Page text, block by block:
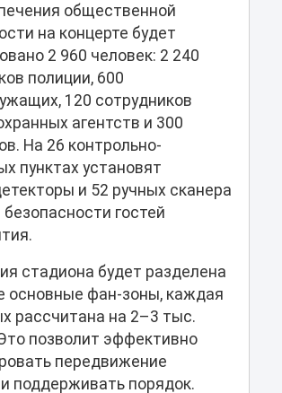
общественной
на концерте будет
2 960 человек: 2 240
полиции, 600
120 сотрудников
агентств и 300
На 26 контрольно-
пунктах установят
и 52 ручных сканера
гостей
стадиона будет разделена
основные фан-зоны, каждая
рассчитана на 2–3 тыс.
позволит эффективно
передвижение
поддерживать порядок.